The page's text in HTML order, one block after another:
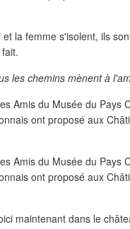
et la femme s'isolent, ils
les chemins mènent à
maintenant dans le